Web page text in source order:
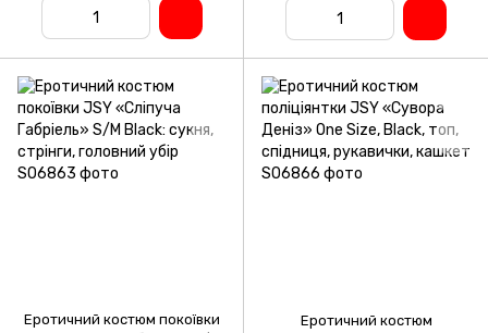
Еротичний костюм покоївки
Еротичний костюм